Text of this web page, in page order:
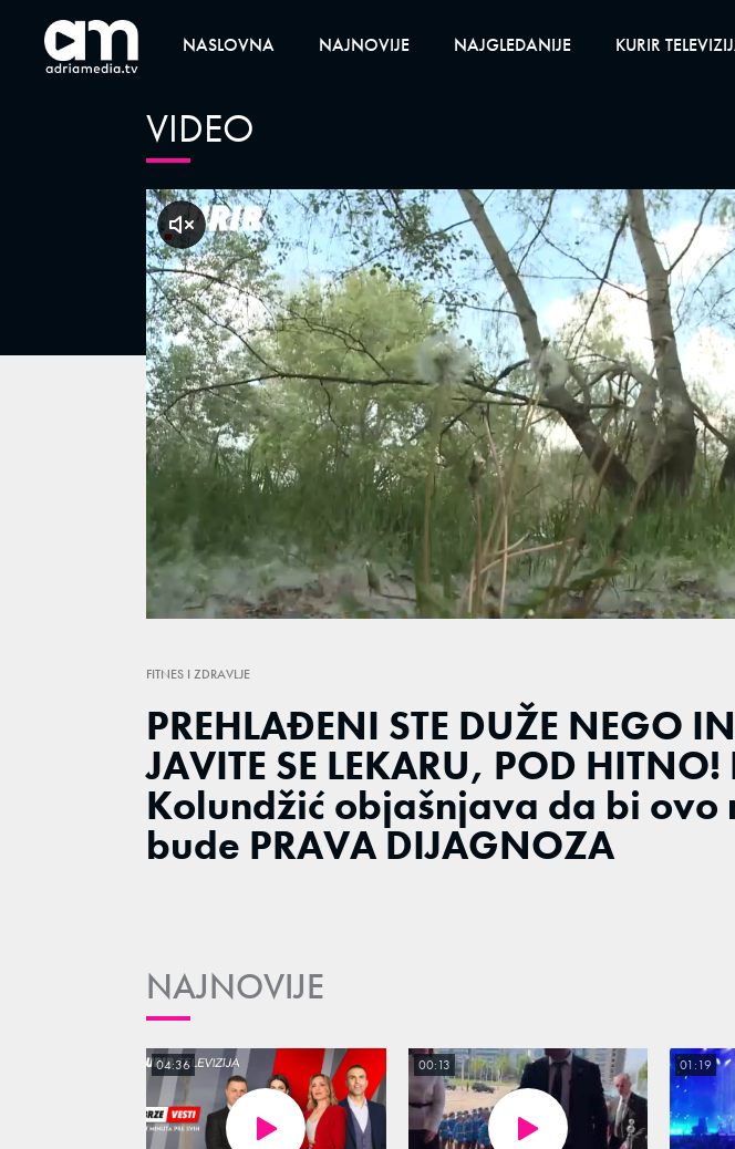
NASLOVNA NAJNOVIJE NAJGLEDANIJE KURIR
VIDEO
Unmute
/
Loaded :
23.36%
klikni za zvuk
FITNES I ZDRAVLJE
PREHLAĐENI STE DUŽE NEGO
JAVITE SE LEKARU, POD
Kolundžić objašnjava da bi ovo
bude PRAVA DIJAGNOZA
NAJNOVIJE
04:36 00:13 01:19